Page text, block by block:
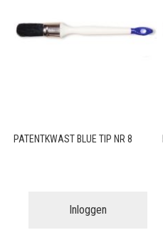
PATENTKWAST BLUE TIP NR 8
Inloggen